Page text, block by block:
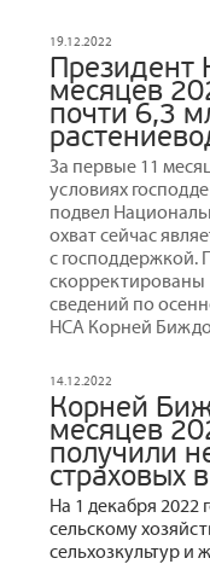
19.12.2022
Президент
месяцев
почти 6,3
За первые 11
условиях
подвел
охват сейчас
с господдержкой.
скорректированы
сведений по
НСА Корней
14.12.2022
Корней
месяцев
получили
страховых
На 1 декабря
сельскому
сельхозкультур и